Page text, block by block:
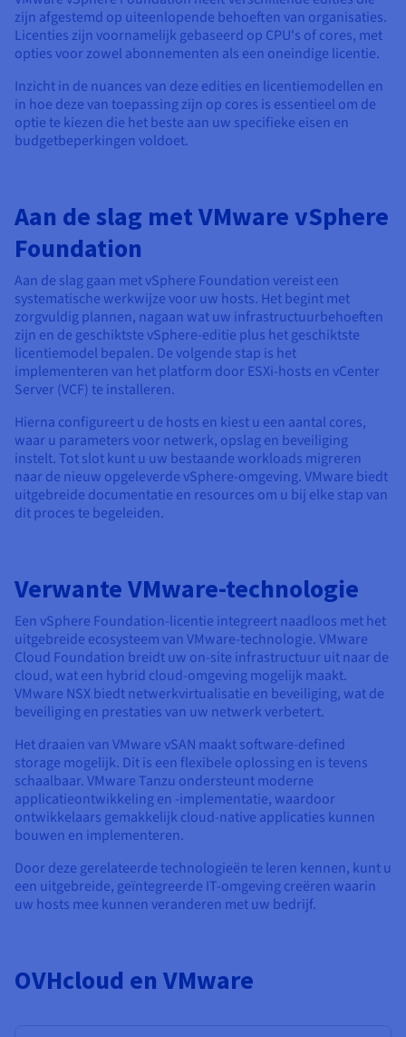
zijn afgestemd op uiteenlopende behoeften van organisaties.
Licenties zijn voornamelijk gebaseerd op CPU's of cores, met
opties voor zowel abonnementen als een oneindige licentie.
Inzicht in de nuances van deze edities en licentiemodellen en
in hoe deze van toepassing zijn op cores is essentieel om de
optie te kiezen die het beste aan uw specifieke eisen en
budgetbeperkingen voldoet.
Aan de slag met VMware vSphere
Foundation
Aan de slag gaan met vSphere Foundation vereist een
systematische werkwijze voor uw hosts. Het begint met
zorgvuldig plannen, nagaan wat uw infrastructuurbehoeften
zijn en de geschiktste vSphere-editie plus het geschiktste
licentiemodel bepalen. De volgende stap is het
implementeren van het platform door ESXi-hosts en vCenter
Server (VCF) te installeren.
Hierna configureert u de hosts en kiest u een aantal cores,
waar u parameters voor netwerk, opslag en beveiliging
instelt. Tot slot kunt u uw bestaande workloads migreren
naar de nieuw opgeleverde vSphere-omgeving. VMware biedt
uitgebreide documentatie en resources om u bij elke stap van
dit proces te begeleiden.
Verwante VMware-technologie
Een vSphere Foundation-licentie integreert naadloos met het
uitgebreide ecosysteem van VMware-technologie. VMware
Cloud Foundation breidt uw on-site infrastructuur uit naar de
cloud, wat een hybrid cloud-omgeving mogelijk maakt.
VMware NSX biedt netwerkvirtualisatie en beveiliging, wat de
beveiliging en prestaties van uw netwerk verbetert.
Het draaien van VMware vSAN maakt software-defined
storage mogelijk. Dit is een flexibele oplossing en is tevens
schaalbaar. VMware Tanzu ondersteunt moderne
applicatieontwikkeling en -implementatie, waardoor
ontwikkelaars gemakkelijk cloud-native applicaties kunnen
bouwen en implementeren.
Door deze gerelateerde technologieën te leren kennen, kunt u
een uitgebreide, geïntegreerde IT-omgeving creëren waarin
uw hosts mee kunnen veranderen met uw bedrijf.
OVHcloud en VMware